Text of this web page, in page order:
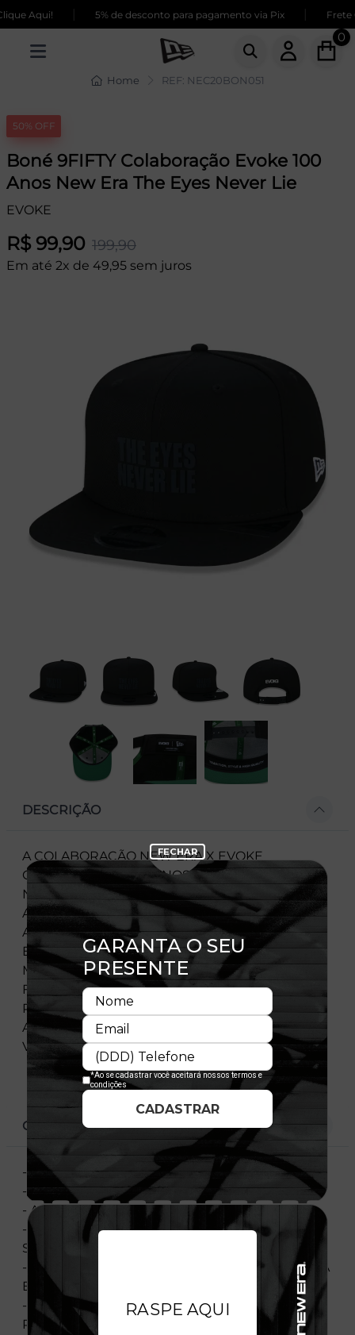
Aqui! 5% de desconto para pagamento via Pix Frete
0
Home REF: NEC20BON051
50% OFF
Boné 9FIFTY Colaboração Evoke 100
Anos New Era The Eyes Never Lie
EVOKE
R$ 99,90 199,90
Em até 2x de 49,95 sem juros
DESCRIÇÃO
A COLABORAÇÃO NEW ERA X EVOKE
COMEMORA OS 100 ANOS DE TRAJETÓRIA DA
NEW ERA, E GANHA VIDA COM ESTE
AUTÊNTICO BONÉ 9FIFTY DE ABA RETA E
AJUSTÁVEL. O PRIMOR NOS DETALHES, O
ESTILO IMPECÁVEL E A QUALIDADE MÁXIMA,
MATERIALIZAM ESTA SÉRIE LIMITADA DE
FORMA ÚNICA E GENUÍNA, EXPRESSANDO OS
PROFUNDOS VALORES DE TRADIÇÃO, ESTILO E
ALTA QUALIDADE DE AMBAS AS MARCAS. BEM-
VINDO À FAMIGLIA!
CARACTERÍSTICAS
- REF.: NEC20BON51
- ESTRUTURADO
- ABA RETA
- AJUSTÁVEL COM FECHAMENTO TIPO
SNAPBACK
- FRASE THE EYES NEVER LIE EMBORRACHADA
EM PRETO COM BORDAS EM VERDE
- LOGO EVOKE BRANCO EMBORRACHADO NA
PARTE TRASEIRA